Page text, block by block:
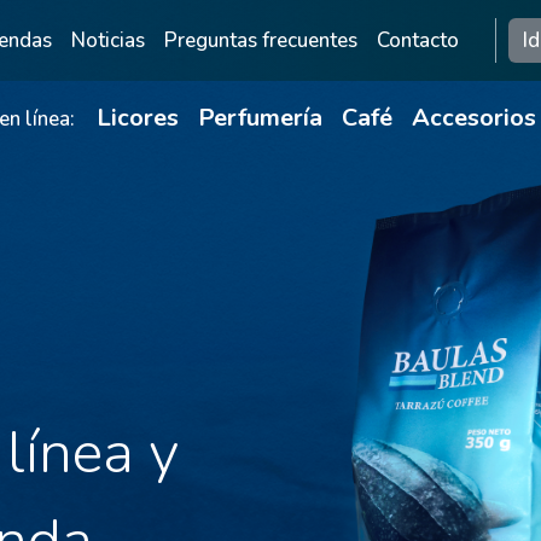
Noticias Preguntas frecuentes Contacto
línea: Licores Perfumería Café
y